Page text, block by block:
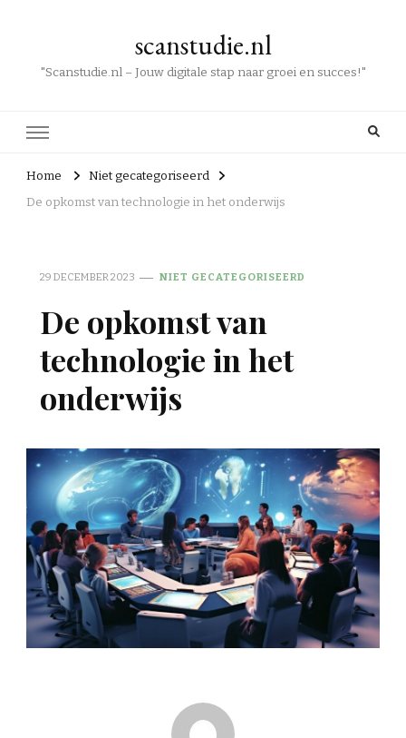
scanstudie.nl
"Scanstudie.nl – Jouw digitale stap naar groei en succes!"
Home
Niet gecategoriseerd
De opkomst van technologie in het onderwijs
29 DECEMBER 2023 NIET GECATEGORISEERD
De opkomst van
technologie in het
onderwijs